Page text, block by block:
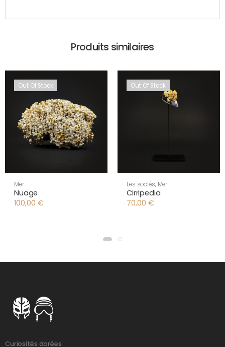
Produits similaires
Out Of Stock
Mer
Nuage
100,00 €
Out Of Stock
Les soclés, Mer
Cirripedia
70,00 €
Curiosités dorées